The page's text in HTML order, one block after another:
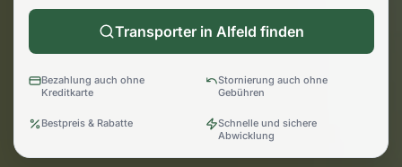
Transporter in Alfeld finden
Bezahlung auch ohne
Kreditkarte
Stornierung auch ohne
Gebühren
Bestpreis & Rabatte
Schnelle und sichere
Abwicklung